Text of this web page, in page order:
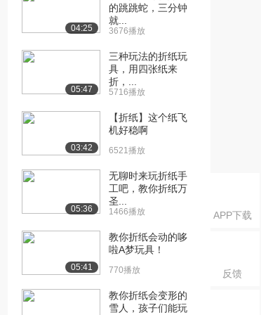
APP下载
反馈
04:25
的跳跳蛇，三分钟
就...
3676播放
05:47
三种玩法的折纸玩
具，用四张纸来
折，...
5716播放
03:42
【折纸】这个纸飞
机好稳啊
6521播放
05:36
无聊时来玩折纸手
工吧，教你折纸万
圣...
1466播放
05:41
教你折纸会动的哆
啦A梦玩具！
770播放
教你折纸会变形的
雪人，孩子们能玩